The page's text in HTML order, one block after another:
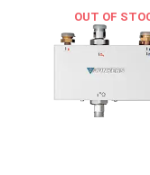
OUT OF